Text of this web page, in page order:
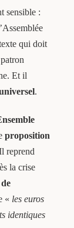
sensible :
qui doit
Et il
.
proposition
reprend
la crise
« les euros
identiques